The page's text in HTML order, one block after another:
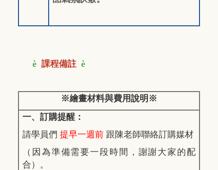
è 課程備註 è
※繪畫材料與費用說明※
一、訂購提醒：
請學員們 提早一週前 跟陳老師聯絡訂購媒材
（因為準備需要一段時間， 謝謝大家的配
合）。